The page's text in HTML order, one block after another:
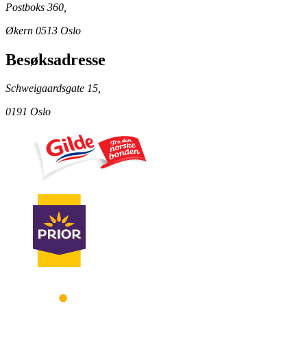
Postboks 360,
Økern 0513 Oslo
Besøksadresse
Schweigaardsgate 15,
0191 Oslo